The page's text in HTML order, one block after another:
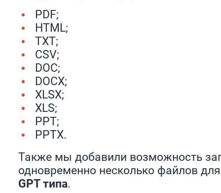
PDF;
HTML;
TXT;
CSV;
DOC;
DOCX;
XLSX;
XLS;
PPT;
PPTX.
Также мы добавили возможность
одновременно несколько файлов
GPT типа.